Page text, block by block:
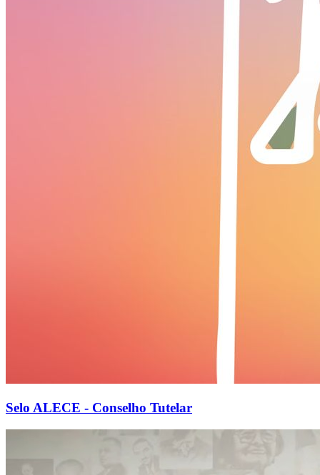
Selo ALECE - Conselho Tutelar